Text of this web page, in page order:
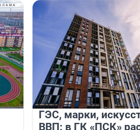
ГЭС, марки,
ВВП: в ГК «ПСК»